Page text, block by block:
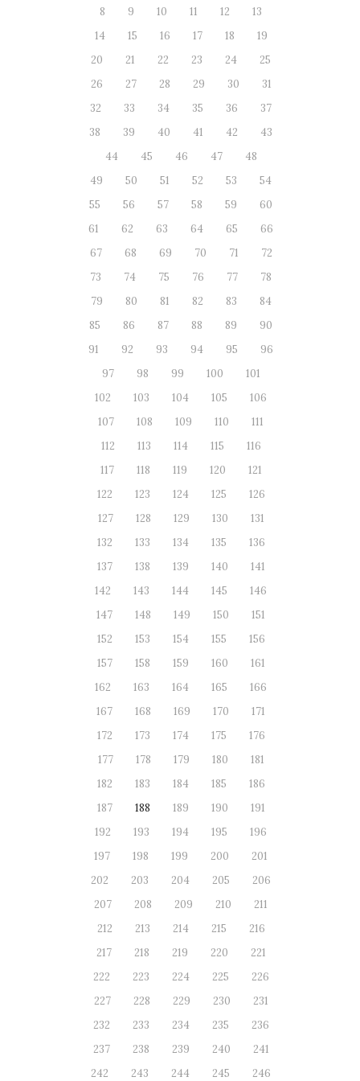
8 9 10 11 12
13
14
15 16 17 18
19
20
21 22 23 24
25
26
27 28 29 30
31
32
33 34 35 36
37
38
39 40 41 42
43
44
45 46 47
48
49
50 51 52 53
54
55
56 57 58 59
60
61
62 63 64 65
66
67
68 69 70 71
72
73
74 75 76 77
78
79
80 81 82 83
84
85
86 87 88 89
90
91
92 93 94 95
96
97
98 99 100
101
102
103 104 105
106
107
108 109 110
111
112
113 114 115
116
117
118 119 120
121
122
123 124 125
126
127
128 129 130
131
132
133 134 135
136
137
138 139 140
141
142
143 144 145
146
147
148 149 150
151
152
153 154 155
156
157
158 159 160
161
162
163 164 165
166
167
168 169 170
171
172
173 174 175
176
177
178 179 180
181
182
183 184 185
186
187
188 189 190
191
192
193 194 195
196
197
198 199 200
201
202
203 204 205
206
207
208 209 210
211
212
213 214 215
216
217
218 219 220
221
222
223 224 225
226
227
228 229 230
231
232
233 234 235
236
237
238 239 240
241
242
243 244 245
246